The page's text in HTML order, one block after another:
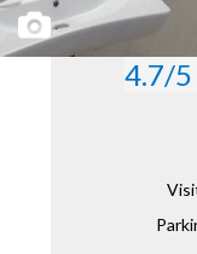
4.7/5